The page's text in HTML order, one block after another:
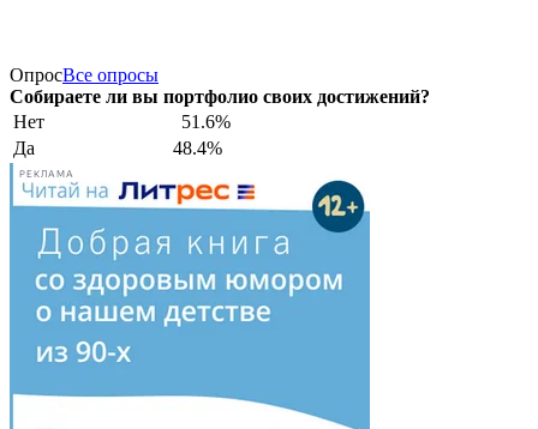
ОпросВсе опросы
Собираете ли вы портфолио своих достижений?
Нет
51.6%
Да
48.4%
РЕКЛАМА